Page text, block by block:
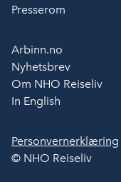
Presserom
Arbinn.no
Nyhetsbrev
Om NHO Reiseliv
In English
Personvernerklæring
© NHO Reiseliv